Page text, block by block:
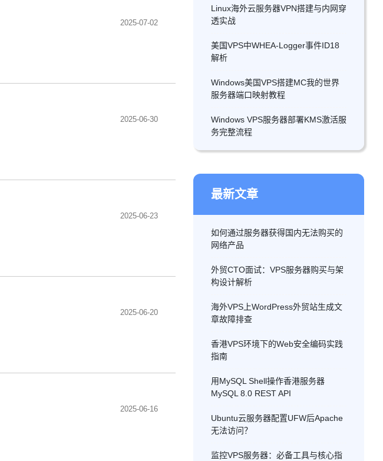
2025-07-02
2025-06-30
2025-06-23
2025-06-20
2025-06-16
Linux海外云服务器VPN搭建与内网穿
透实战
美国VPS中WHEA-Logger事件ID18
解析
Windows美国VPS搭建MC我的世界
服务器端口映射教程
Windows VPS服务器部署KMS激活服
务完整流程
最新文章
如何通过服务器获得国内无法购买的
网络产品
外贸CTO面试：VPS服务器购买与架
构设计解析
海外VPS上WordPress外贸站生成文
章故障排查
香港VPS环境下的Web安全编码实践
指南
用MySQL Shell操作香港服务器
MySQL 8.0 REST API
Ubuntu云服务器配置UFW后Apache
无法访问？
监控VPS服务器：必备工具与核心指